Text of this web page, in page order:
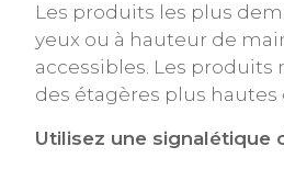
Les produits les plus
yeux ou à hauteur de
accessibles. Les
des étagères plus hautes
Utilisez une signalétique